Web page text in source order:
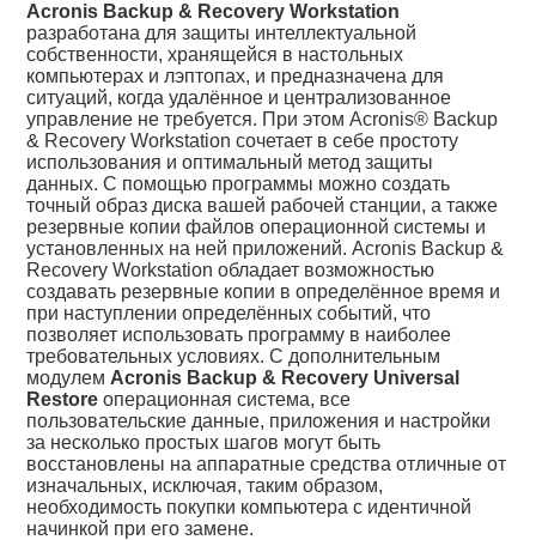
Acronis Backup & Recovery Workstation
разработана для защиты интеллектуальной
собственности, хранящейся в настольных
компьютерах и лэптопах, и предназначена для
ситуаций, когда удалённое и централизованное
управление не требуется. При этом Acronis® Backup
& Recovery Workstation сочетает в себе простоту
использования и оптимальный метод защиты
данных. С помощью программы можно создать
точный образ диска вашей рабочей станции, а также
резервные копии файлов операционной системы и
установленных на ней приложений. Acronis Backup &
Recovery Workstation обладает возможностью
создавать резервные копии в определённое время и
при наступлении определённых событий, что
позволяет использовать программу в наиболее
требовательных условиях. С дополнительным
модулем Acronis Backup & Recovery Universal
Restore операционная система, все
пользовательские данные, приложения и настройки
за несколько простых шагов могут быть
восстановлены на аппаратные средства отличные от
изначальных, исключая, таким образом,
необходимость покупки компьютера с идентичной
начинкой при его замене.